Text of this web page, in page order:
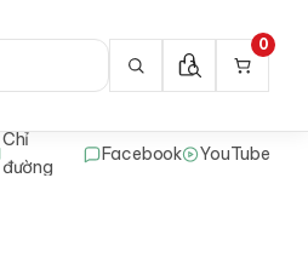
Chỉ
đường
Facebook YouTube
0